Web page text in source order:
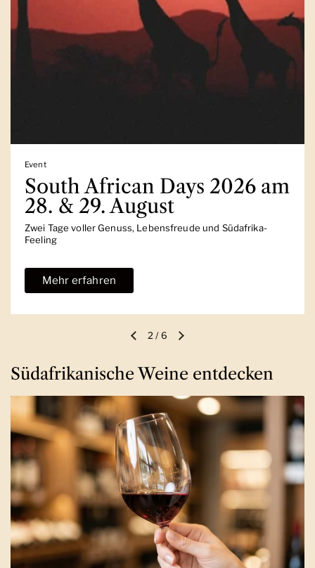
Event
South African Days 2026 am
28. & 29. August
Zwei Tage voller Genuss, Lebensfreude und Südafrika-
Feeling
Mehr erfahren
Vorherige FolieNächste Folie
2 /6
Südafrikanische Weine entdecken